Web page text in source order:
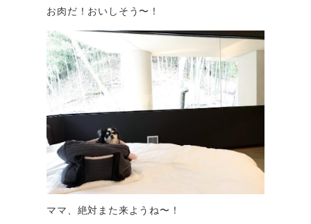
お肉だ！おいしそう〜！
ママ、絶対また来ようね〜！